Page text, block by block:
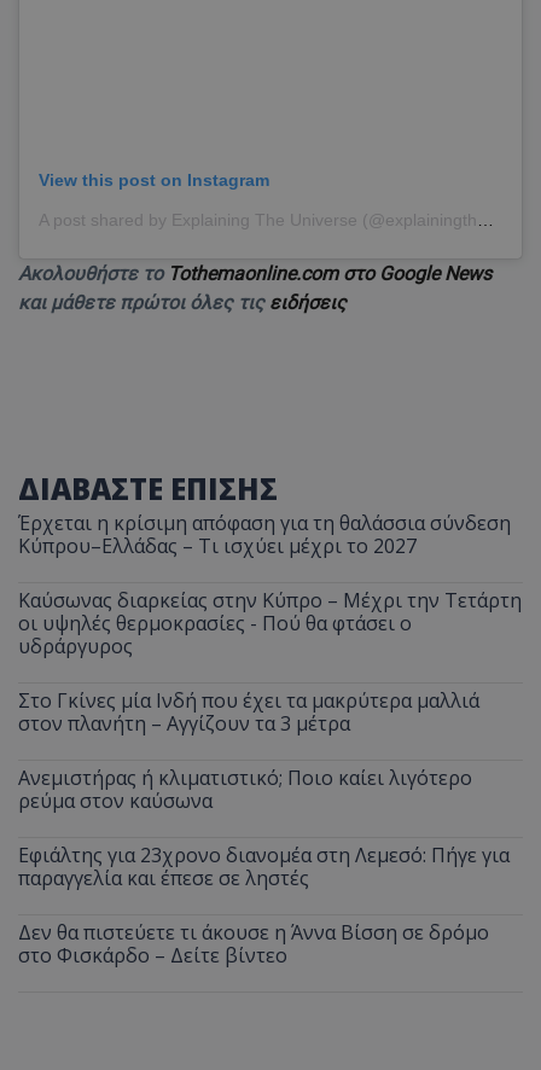
View this post on Instagram
Ακολουθήστε το Tothemaonline.com στο Google News
και μάθετε πρώτοι όλες τις ειδήσεις
ΔΙΑΒΑΣΤΕ ΕΠΙΣΗΣ
Έρχεται η κρίσιμη απόφαση για τη θαλάσσια σύνδεση
Κύπρου–Ελλάδας – Τι ισχύει μέχρι το 2027
Καύσωνας διαρκείας στην Κύπρο – Μέχρι την Τετάρτη
οι υψηλές θερμοκρασίες - Πού θα φτάσει ο
υδράργυρος
Στο Γκίνες μία Ινδή που έχει τα μακρύτερα μαλλιά
στον πλανήτη – Αγγίζουν τα 3 μέτρα
Ανεμιστήρας ή κλιματιστικό; Ποιο καίει λιγότερο
ρεύμα στον καύσωνα
Εφιάλτης για 23χρονο διανομέα στη Λεμεσό: Πήγε για
παραγγελία και έπεσε σε ληστές
Δεν θα πιστεύετε τι άκουσε η Άννα Βίσση σε δρόμο
στο Φισκάρδο – Δείτε βίντεο